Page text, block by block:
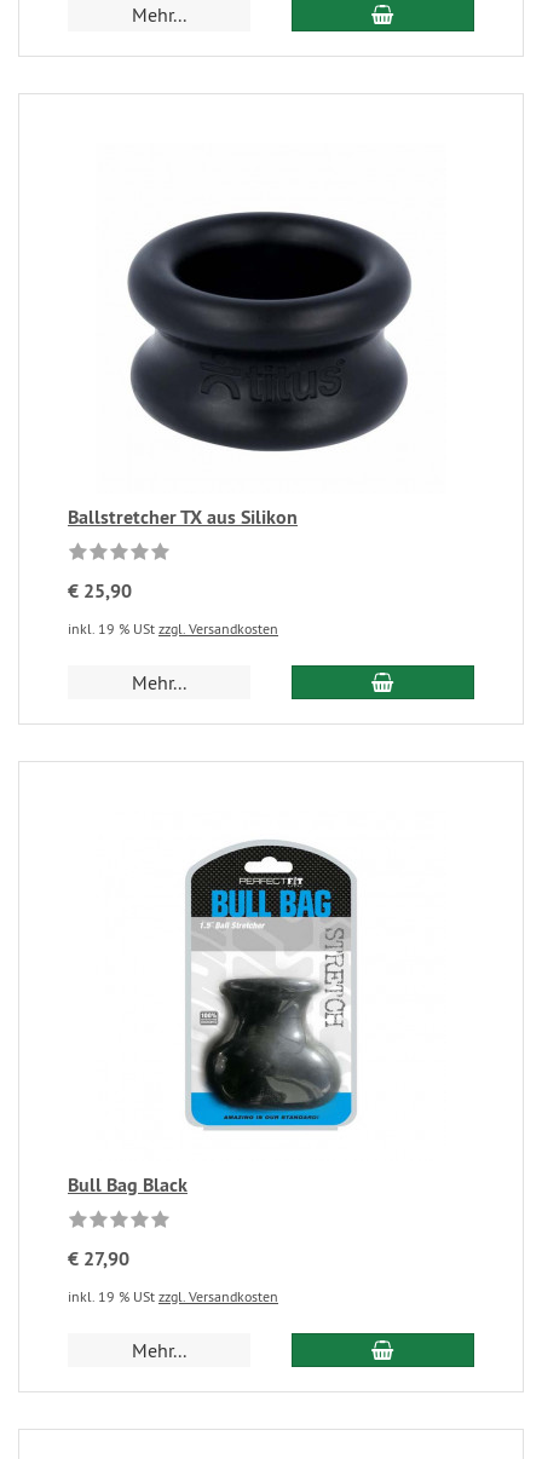
Mehr...
Ballstretcher TX aus Silikon
€ 25,90
inkl. 19 % USt zzgl. Versandkosten
Mehr...
Bull Bag Black
€ 27,90
inkl. 19 % USt zzgl. Versandkosten
Mehr...